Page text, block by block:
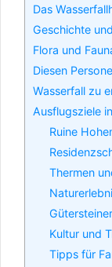
Das
Geschichte
Flora und
Diesen
Wasserfall zu
Ausflugsziele
Ruine
Thermen
Kultur und
Tipps für